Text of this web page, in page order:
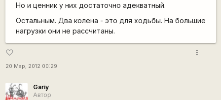
Но и ценник у них достаточно адекватный.
Остальным. Два колена - это для ходьбы. На большие
нагрузки они не рассчитаны.
favorite_border
20 Мар, 2012 00:29
more_vert
Gariy
Автор